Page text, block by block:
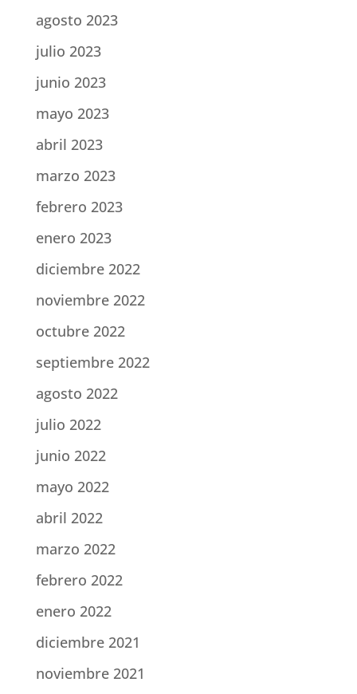
agosto 2023
julio 2023
junio 2023
mayo 2023
abril 2023
marzo 2023
febrero 2023
enero 2023
diciembre 2022
noviembre 2022
octubre 2022
septiembre 2022
agosto 2022
julio 2022
junio 2022
mayo 2022
abril 2022
marzo 2022
febrero 2022
enero 2022
diciembre 2021
noviembre 2021